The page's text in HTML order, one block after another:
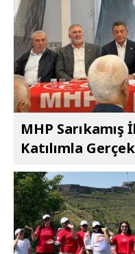
MHP
Katılımla